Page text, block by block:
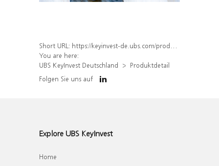
Short URL: https://keyinvest-de.ubs.com/produkt/detail/index/isin/DE000WA8TCK9
You are here:
UBS KeyInvest Deutschland
Produktdetail
Folgen Sie uns auf
Explore UBS KeyInvest
Home